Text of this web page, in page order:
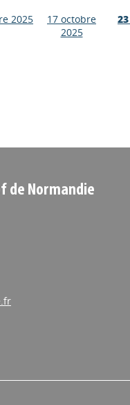
2025
17 octobre
2025
de Normandie